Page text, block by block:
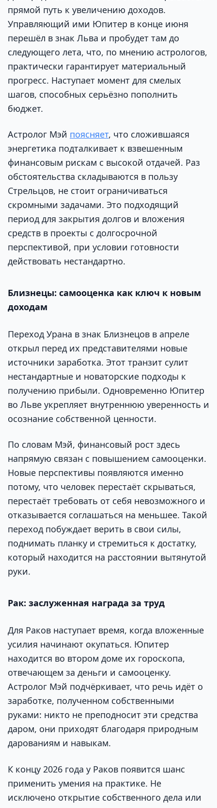
прямой путь к увеличению доходов.
Управляющий ими Юпитер в конце июня
перешёл в знак Льва и пробудет там до
следующего лета, что, по мнению астрологов,
практически гарантирует материальный
прогресс. Наступает момент для смелых
шагов, способных серьёзно пополнить
бюджет.
Астролог Мэй поясняет, что сложившаяся
энергетика подталкивает к взвешенным
финансовым рискам с высокой отдачей. Раз
обстоятельства складываются в пользу
Стрельцов, не стоит ограничиваться
скромными задачами. Это подходящий
период для закрытия долгов и вложения
средств в проекты с долгосрочной
перспективой, при условии готовности
действовать нестандартно.
Близнецы: самооценка как ключ к новым
доходам
Переход Урана в знак Близнецов в апреле
открыл перед их представителями новые
источники заработка. Этот транзит сулит
нестандартные и новаторские подходы к
получению прибыли. Одновременно Юпитер
во Льве укрепляет внутреннюю уверенность и
осознание собственной ценности.
По словам Мэй, финансовый рост здесь
напрямую связан с повышением самооценки.
Новые перспективы появляются именно
потому, что человек перестаёт скрываться,
перестаёт требовать от себя невозможного и
отказывается соглашаться на меньшее. Такой
переход побуждает верить в свои силы,
поднимать планку и стремиться к достатку,
который находится на расстоянии вытянутой
руки.
Рак: заслуженная награда за труд
Для Раков наступает время, когда вложенные
усилия начинают окупаться. Юпитер
находится во втором доме их гороскопа,
отвечающем за деньги и самооценку.
Астролог Мэй подчёркивает, что речь идёт о
заработке, полученном собственными
руками: никто не преподносит эти средства
даром, они приходят благодаря природным
дарованиям и навыкам.
К концу 2026 года у Раков появится шанс
применить умения на практике. Не
исключено открытие собственного дела или